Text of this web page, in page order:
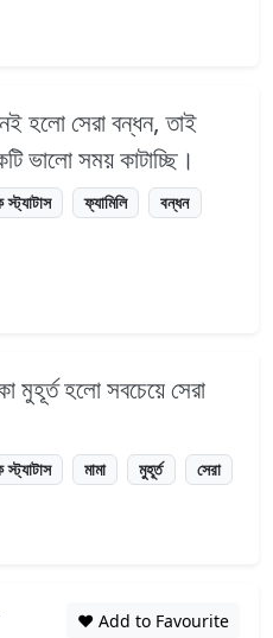
হলো সেরা বন্ধন, তাই
ভালো সময় কাটাচ্ছি।
ফ্যামিলি
বন্ধন
মুহূর্ত হলো সবচেয়ে সেরা
মামা মুহূর্ত সেরা
❤️ Add to Favourite